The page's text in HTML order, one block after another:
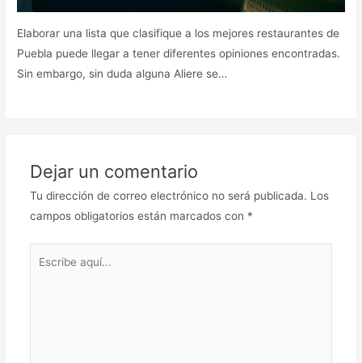
Elaborar una lista que clasifique a los mejores restaurantes de
Puebla puede llegar a tener diferentes opiniones encontradas.
Sin embargo, sin duda alguna Aliere se…
Dejar un comentario
Tu dirección de correo electrónico no será publicada. Los
campos obligatorios están marcados con *